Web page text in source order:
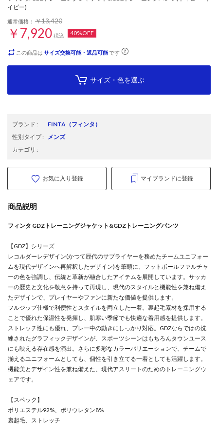
イビー)
通常価格： ￥13,420
￥7,920 税込 40%OFF
この商品は サイズ交換可能・返品可能です
サイズ・色を選ぶ
ブランド : FINTA （フィンタ）
性別タイプ: メンズ
カテゴリ :
お気に入り登録 マイブランドに登録
商品説明
フィンタ GDZトレーニングジャケット&GDZトレーニングパンツ
【GDZ】シリーズ
レコルダーレデザイン(かつて歴代のサプライヤーを務めたチームユニフォー
ムを現代デザインへ再解釈したデザイン)を筆頭に、フットボールファルチャ
ーの色を強調し、伝統と革新が融合したアイテムを展開しています。サッカ
ーの歴史と文化を敬意を持って再現し、現代のスタイルと機能性を兼ね備え
たデザインで、プレイヤーやファンに新たな価値を提供します。
フルジップ仕様で利便性とスタイルを両立した一着。裏起毛素材を採用する
ことで優れた保温性を発揮し、肌寒い季節でも快適な着用感を提供します。
ストレッチ性にも優れ、プレー中の動きにしっかり対応。GDZならではの洗
練されたグラフィックデザインが、スポーツシーンはもちろんタウンユース
にも映える存在感を演出。さらに多彩なカラーバリエーションで、チームで
揃えるユニフォームとしても、個性を引き立てる一着としても活躍します。
機能美とデザイン性を兼ね備えた、現代アスリートのためのトレーニングウ
ェアです。
【スペック】
ポリエステル92%、ポリウレタン8%
裏起毛、ストレッチ